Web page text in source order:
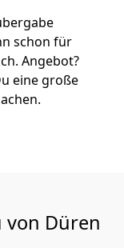
schon für
Angebot?
eine große
von Düren